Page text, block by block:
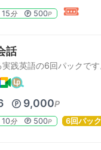
15分 500P
話
践英語の6回パックです
9,000P
10分 500P 6回パック